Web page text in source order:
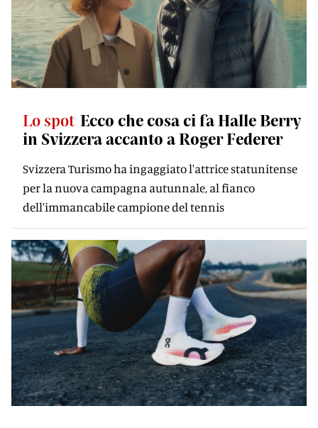
Lo spot Ecco che cosa ci fa Halle Berry
in Svizzera accanto a Roger Federer
Svizzera Turismo ha ingaggiato l'attrice statunitense
per la nuova campagna autunnale, al fianco
dell'immancabile campione del tennis